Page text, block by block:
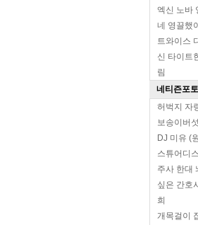
엑신 노바
네 영끌했
트와이스
신 타이트
림
네티즌포토
허벅지 자
보송이버섯
DJ 미유 (
스튜어디
주사 한대
싶은 간호
희
개목걸이